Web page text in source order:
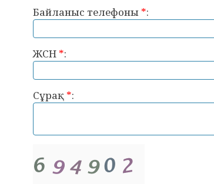
Байланыс телефоны *:
ЖСН *:
Сұрақ *: